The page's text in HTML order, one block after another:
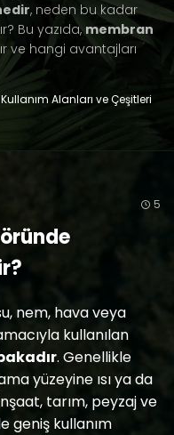
, neden bu kadar
Bu yazıda,membran
ve hangi avantajları
Alanları ve Çeşitleri
5
nem, hava veya
kullanılan
. Genellikle
yüzeyine ısı ya da
tarım, peyzaj ve
geniş kullanım